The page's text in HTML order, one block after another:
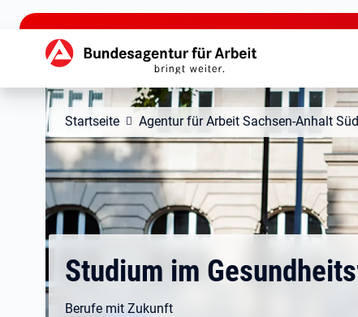
zu den Hauptinhalten springen
Hauptnavigation
Startseite Agentur für Arbeit Sachsen-Anhalt Süd
Studium im
Berufe mit Zukunft